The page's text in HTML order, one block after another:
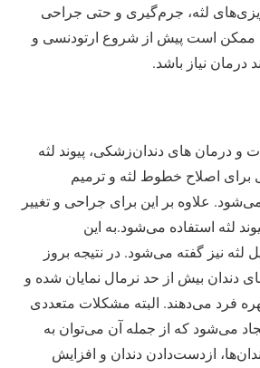
لثه، جرم‌گیری و حتی جراحی
ممکن است پیش از شروع ارتودنسی و
درمان نیاز باشد.
و درمان های دندان‌زشکی، پیوند لثه
اصلاح خطوط لثه و ترمیم
علاوه بر این برای جراحی و تغییر
لثه استفاده می‌شود.به این
لثه نیز گفته می‌شود. در نتیجه بروز
دندان بیش از حد نرمال نمایان شده و
فرد می‌دهند. البته مشکلات متعددی
می‌شود که از جمله آن می‌توان به
ازدست‌دادن دندان و افزایش